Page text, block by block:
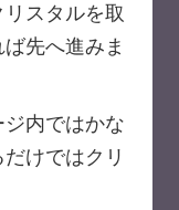
スタルを取
先へ進みま
内ではかな
けではクリ